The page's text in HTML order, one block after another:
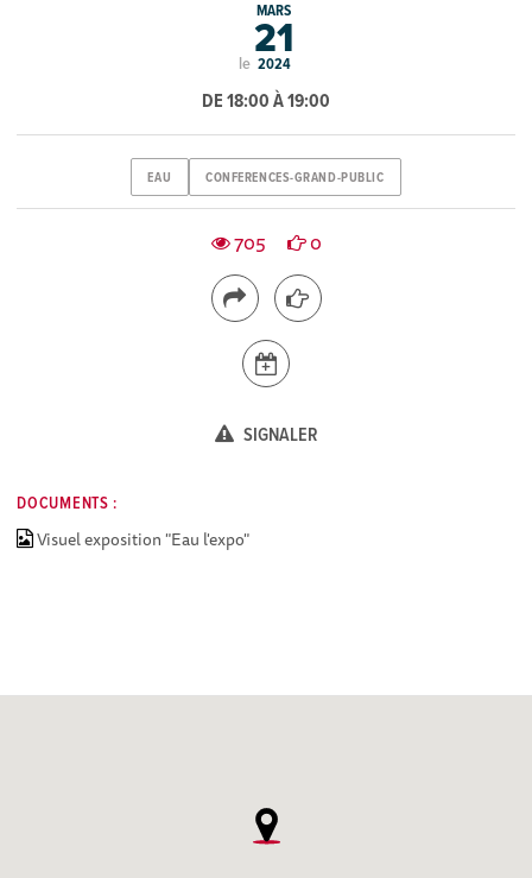
le
MARS
21
2024
DE 18:00 À 19:00
EAU CONFERENCES-GRAND-PUBLIC
705 0
SIGNALER
DOCUMENTS :
Visuel exposition "Eau l'expo"